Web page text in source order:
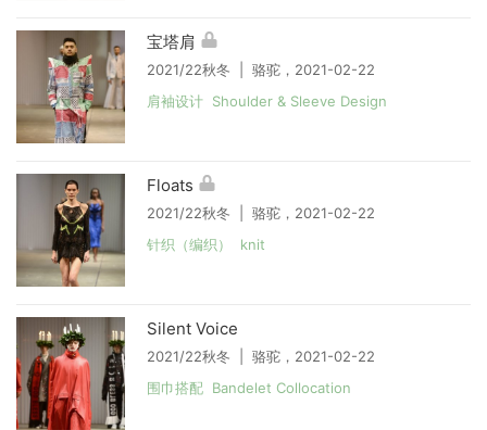
宝塔肩
2021/22秋冬 | 骆驼，2021-02-22
肩袖设计 Shoulder & Sleeve Design
Floats
2021/22秋冬 | 骆驼，2021-02-22
针织（编织） knit
Silent Voice
2021/22秋冬 | 骆驼，2021-02-22
围巾搭配 Bandelet Collocation